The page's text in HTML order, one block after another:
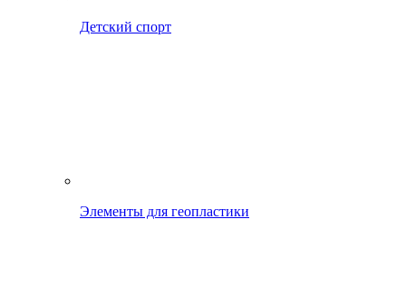
Детский спорт
Элементы для геопластики